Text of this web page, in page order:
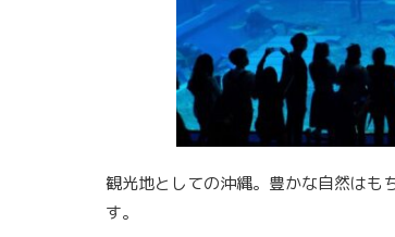
観光地としての沖縄。豊かな自然はも
す。